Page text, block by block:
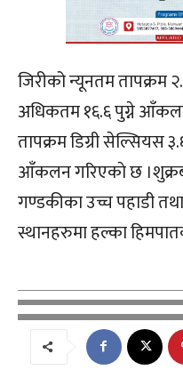
जिरीको न्यूनतम तापक्रम
अधिकतम १६.६ पुग्ने
तापक्रम डिग्री सेल्सियस
आँकलन गरिएकाे छ
गण्डकीका उच्च पहाडी
स्थानहरुमा हल्का